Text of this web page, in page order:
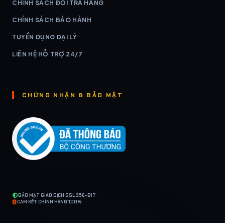
CHÍNH SÁCH ĐỔI TRẢ HÀNG
CHÍNH SÁCH BẢO HÀNH
TUYỂN DỤNG ĐẠI LÝ
LIÊN HỆ HỖ TRỢ 24/7
CHỨNG NHẬN & BẢO MẬT
BẢO MẬT GIAO DỊCH SSL 256-BIT
CAM KẾT CHÍNH HÃNG 100%